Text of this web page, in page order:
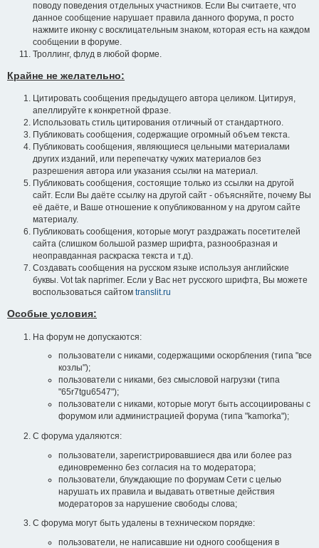
поводу поведения отдельных участников. Если Вы считаете, что
данное сообщение нарушает правила данного форума, п росто
нажмите иконку с восклицательным знаком, которая есть на каждом
сообщении в форуме.
Троллинг, флуд в любой форме.
Крайне не желательно:
Цитировать сообщения предыдущего автора целиком. Цитируя,
апеллируйте к конкретной фразе.
Использовать стиль цитирования отличный от стандартного.
Публиковать сообщения, содержащие огромный объем текста.
Публиковать сообщения, являющиеся цельными материалами
других изданий, или перепечатку чужих материалов без
разрешения автора или указания ссылки на материал.
Публиковать сообщения, состоящие только из ссылки на другой
сайт. Если Вы даёте ссылку на другой сайт - объясняйте, почему Вы
её даёте, и Ваше отношение к опубликованном у на другом сайте
материалу.
Публиковать сообщения, которые могут раздражать посетителей
сайта (слишком большой размер шрифта, разнообразная и
неоправданная раскраска текста и т.д).
Создавать сообщения на русском языке используя английские
буквы. Vot tak naprimer. Если у Вас нет русского шрифта, Вы можете
воспользоваться сайтом translit.ru
Особые условия:
На форум не допускаются:
пользователи с никами, содержащими оскорбления (типа "все
козлы");
пользователи с никами, без смысловой нагрузки (типа
"65r7tgu6547");
пользователи с никами, которые могут быть ассоциированы с
форумом или администрацией форума (типа "kamorka");
С форума удаляются:
пользователи, зарегистрировавшиеся два или более раз
единовременно без согласия на то модератора;
пользователи, блуждающие по форумам Сети с целью
нарушать их правила и выдавать ответные действия
модераторов за нарушение свободы слова;
С форума могут быть удалены в техническом порядке:
пользователи, не написавшие ни одного сообщения в